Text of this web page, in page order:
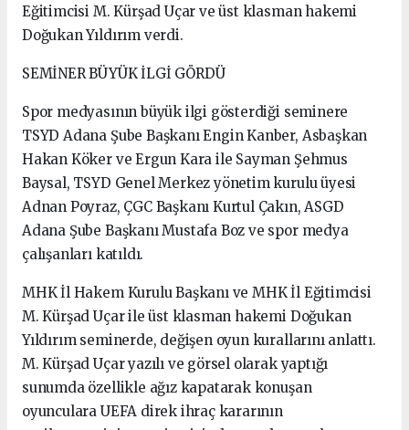
Eğitimcisi M. Kürşad Uçar ve üst klasman hakemi
Doğukan Yıldırım verdi.
SEMİNER BÜYÜK İLGİ GÖRDÜ
Spor medyasının büyük ilgi gösterdiği seminere
TSYD Adana Şube Başkanı Engin Kanber, Asbaşkan
Hakan Köker ve Ergun Kara ile Sayman Şehmus
Baysal, TSYD Genel Merkez yönetim kurulu üyesi
Adnan Poyraz, ÇGC Başkanı Kurtul Çakın, ASGD
Adana Şube Başkanı Mustafa Boz ve spor medya
çalışanları katıldı.
MHK İl Hakem Kurulu Başkanı ve MHK İl Eğitimcisi
M. Kürşad Uçar ile üst klasman hakemi Doğukan
Yıldırım seminerde, değişen oyun kurallarını anlattı.
M. Kürşad Uçar yazılı ve görsel olarak yaptığı
sunumda özellikle ağız kapatarak konuşan
oyunculara UEFA direk ihraç kararının